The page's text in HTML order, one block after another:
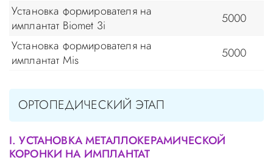
Установка формирователя на
имплантат Biomet 3i
5000
Установка формирователя на
имплантат Mis
5000
ОРТОПЕДИЧЕСКИЙ ЭТАП
I. УСТАНОВКА МЕТАЛЛОКЕРАМИЧЕСКОЙ
КОРОНКИ НА ИМПЛАНТАТ